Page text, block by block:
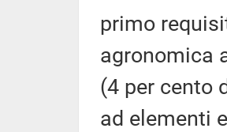
primo
agronomica
(4 per cento
ad elementi